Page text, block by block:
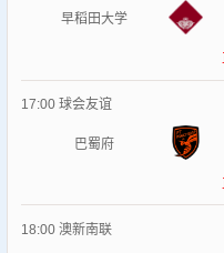
早稻田大学
17:00 球会友谊
巴蜀府
18:00 澳新南联